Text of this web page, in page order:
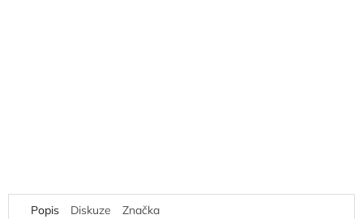
Popis Diskuze Značka